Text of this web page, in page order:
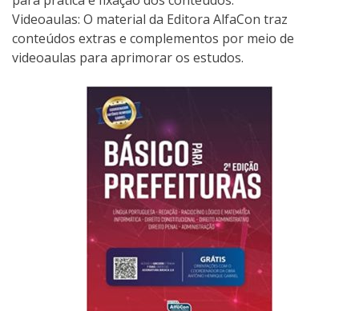
Videoaulas: O material da Editora AlfaCon traz
conteúdos extras e complementos por meio de
videoaulas para aprimorar os estudos.